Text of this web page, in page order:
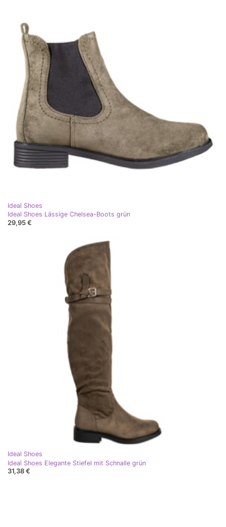
Ideal Shoes
Ideal Shoes Lässige Chelsea-Boots grün
29,95 €
Ideal Shoes
Ideal Shoes Elegante Stiefel mit Schnalle grün
31,38 €